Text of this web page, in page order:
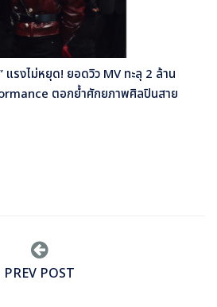
แรงไม่หยุด! ยอดวิว MV ทะลุ 2 ล้าน
ตอกย้ำศักยภาพศิลปินสาย
PREV POST